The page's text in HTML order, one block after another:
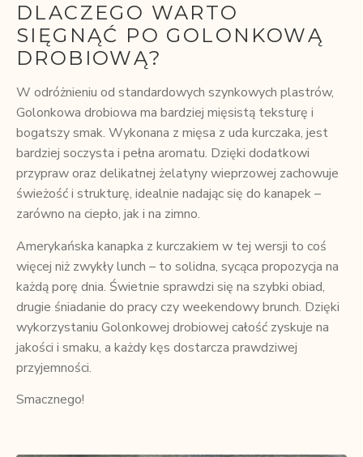
DLACZEGO WARTO
SIĘGNĄĆ PO GOLONKOWĄ
DROBIOWĄ?
W odróżnieniu od standardowych szynkowych plastrów,
Golonkowa drobiowa ma bardziej mięsistą teksturę i
bogatszy smak. Wykonana z mięsa z uda kurczaka, jest
bardziej soczysta i pełna aromatu. Dzięki dodatkowi
przypraw oraz delikatnej żelatyny wieprzowej zachowuje
świeżość i strukturę, idealnie nadając się do kanapek –
zarówno na ciepło, jak i na zimno.
Amerykańska kanapka z kurczakiem w tej wersji to coś
więcej niż zwykły lunch – to solidna, sycąca propozycja na
każdą porę dnia. Świetnie sprawdzi się na szybki obiad,
drugie śniadanie do pracy czy weekendowy brunch. Dzięki
wykorzystaniu Golonkowej drobiowej całość zyskuje na
jakości i smaku, a każdy kęs dostarcza prawdziwej
przyjemności.
Smacznego!